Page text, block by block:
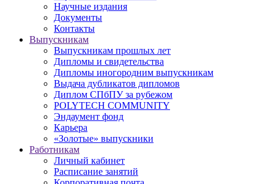
Научные издания
Документы
Контакты
Выпускникам
Выпускникам прошлых лет
Дипломы и свидетельства
Дипломы иногородним выпускникам
Выдача дубликатов дипломов
Диплом СПбПУ за рубежом
POLYTECH COMMUNITY
Эндаумент фонд
Карьера
«Золотые» выпускники
Работникам
Личный кабинет
Расписание занятий